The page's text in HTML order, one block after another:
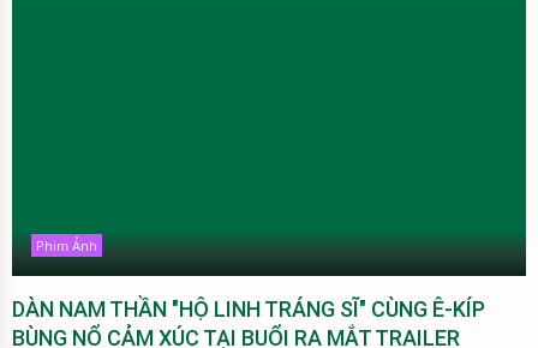
Phim Ảnh
DÀN NAM THẦN "HỘ LINH TRÁNG SĨ" CÙNG Ê-KÍP
BÙNG NỔ CẢM XÚC TẠI BUỔI RA MẮT TRAILER